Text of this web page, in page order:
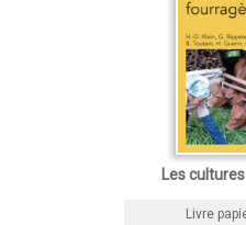
Les
Livre